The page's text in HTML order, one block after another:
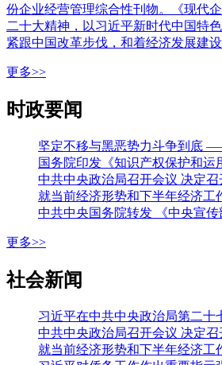
份企业经营管理综合性刊物。《现代
二十大精神，以习近平新时代中国特
紧跟中国改革步伐，和着经济发展建
更多>>
时政要闻
国务院印发《知识产权保护和运
更多>>
社会新闻